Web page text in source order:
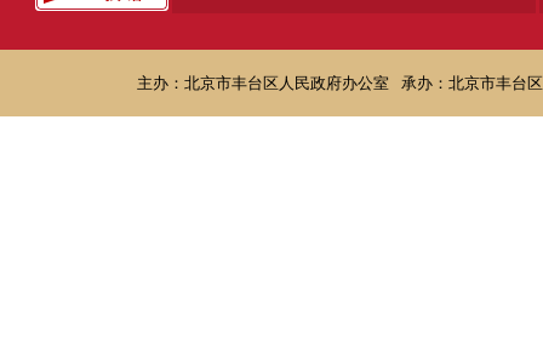
主办：北京市丰台区人民政府办公室 承办：北京市丰台